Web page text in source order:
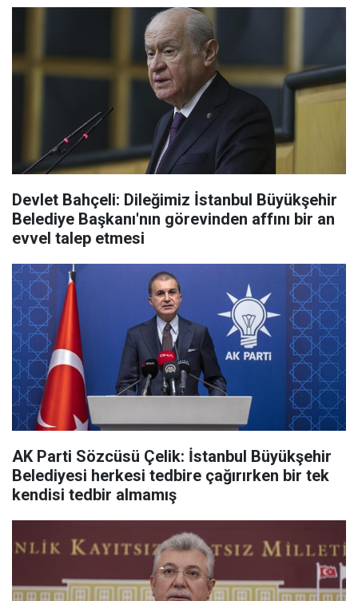
Devlet Bahçeli: Dileğimiz İstanbul Büyükşehir
Belediye Başkanı'nın görevinden affını bir an
evvel talep etmesi
AK Parti Sözcüsü Çelik: İstanbul Büyükşehir
Belediyesi herkesi tedbire çağırırken bir tek
kendisi tedbir almamış